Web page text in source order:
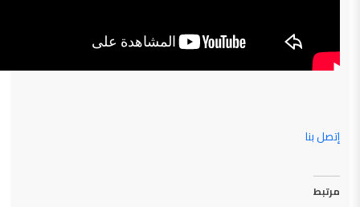
إتصل بنا
مرتبط